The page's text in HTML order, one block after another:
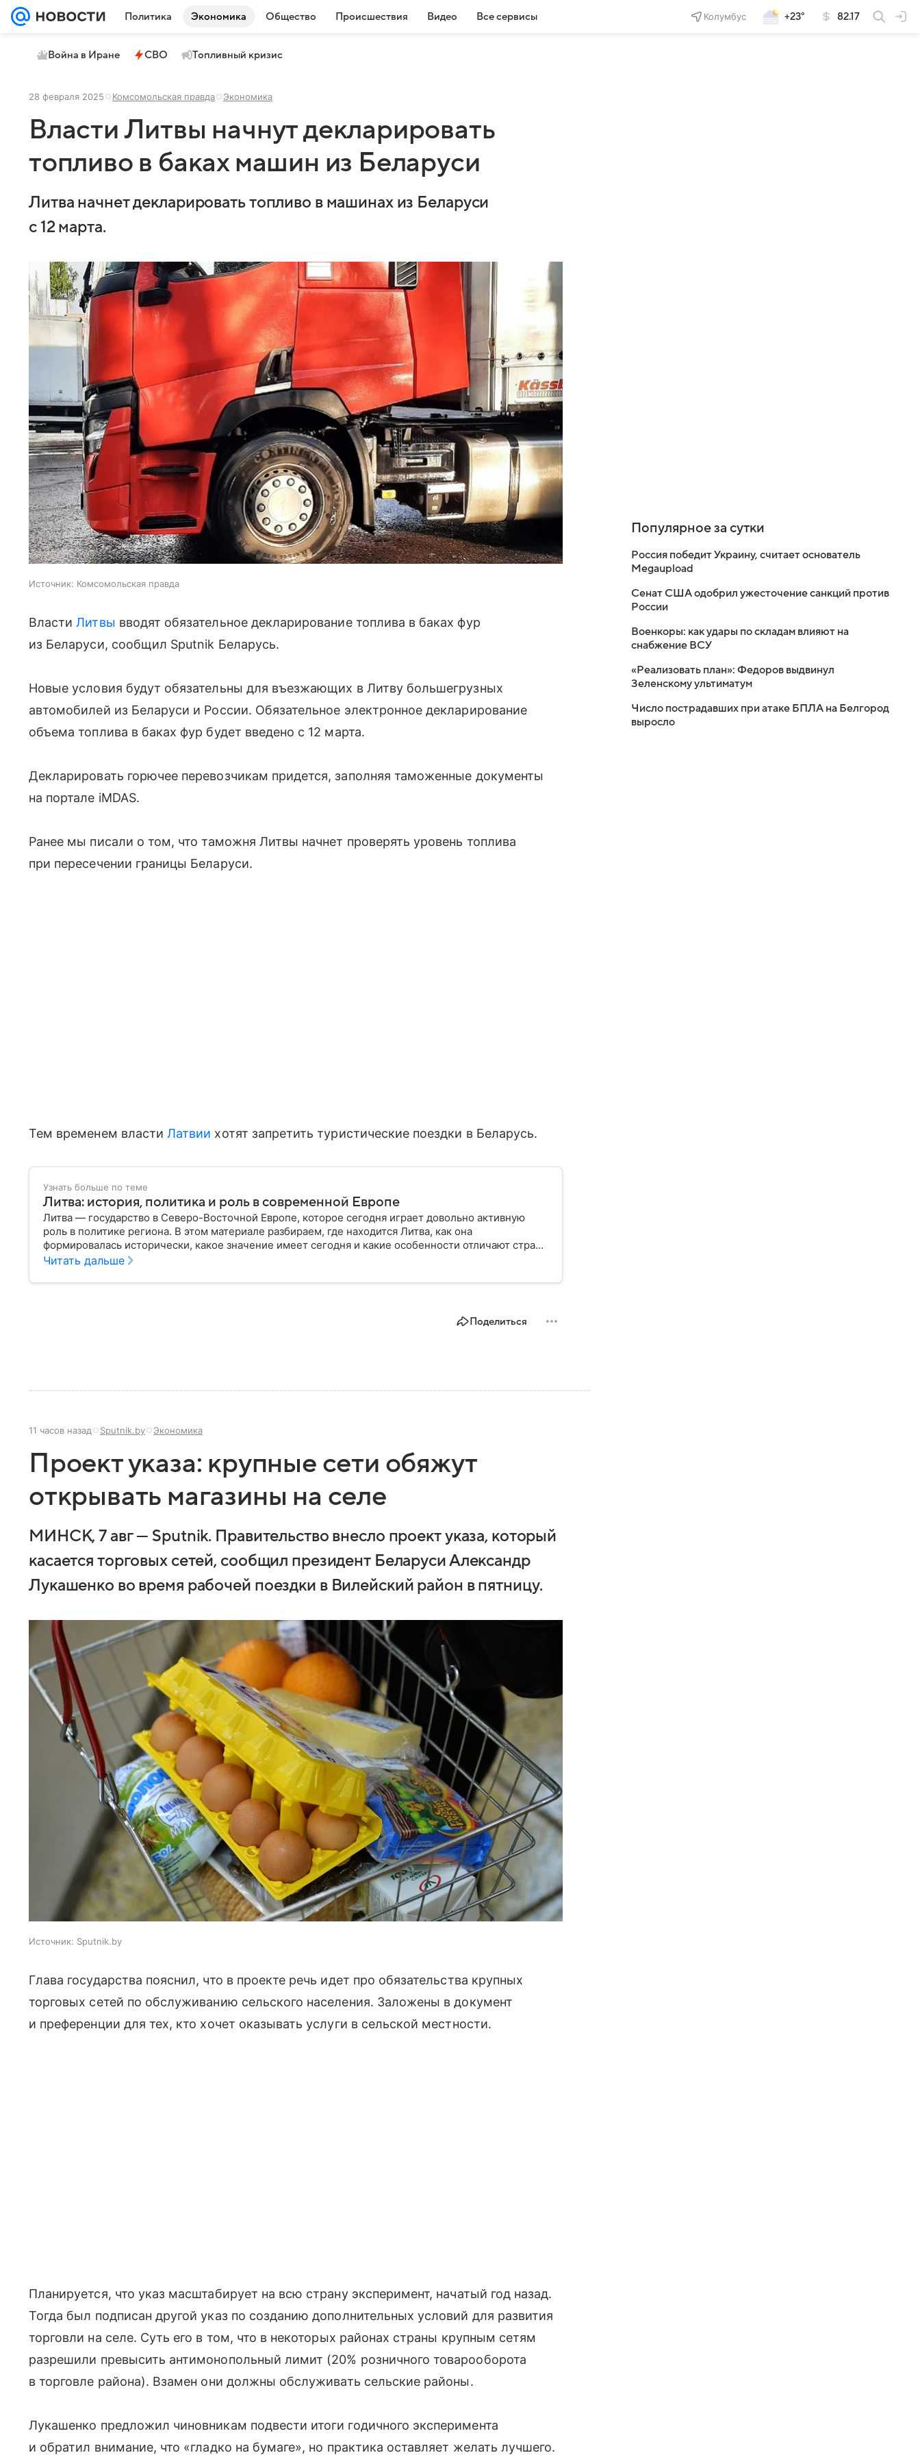
Политика Экономика Общество Происшествия Видео Все сервисы Колумбус +23° 82.17
Война в Иране СВО Топливный кризис
28 февраля 2025 Комсомольская правда Экономика
Власти Литвы начнут декларировать
топливо в баках машин из Беларуси
Литва начнет декларировать топливо в машинах из Беларуси
с 12 марта.
Источник: Комсомольская правда
ВластиЛитвы вводят обязательное декларирование топлива в баках фур
из Беларуси, сообщил Sputnik Беларусь.
Новые условия будут обязательны для въезжающих в Литву большегрузных
автомобилей из Беларуси и России. Обязательное электронное декларирование
объема топлива в баках фур будет введено с 12 марта.
Декларировать горючее перевозчикам придется, заполняя таможенные документы
на портале iMDAS.
Ранее мы писали о том, что таможня Литвы начнет проверять уровень топлива
при пересечении границы Беларуси.
Тем временем властиЛатвии хотят запретить туристические поездки в Беларусь.
Узнать больше по теме
Литва: история, политика и роль в современной Европе
Литва — государство в Северо-Восточной Европе, которое сегодня играет довольно активную
роль в политике региона. В этом материале разбираем, где находится Литва, как она
формировалась исторически, какое значение имеет сегодня и какие особенности отличают страну
от соседей.
Читать дальше
Поделиться
11 часов назад Sputnik.by Экономика
Проект указа: крупные сети обяжут
открывать магазины на селе
МИНСК, 7 авг — Sputnik. Правительство внесло проект указа, который
касается торговых сетей, сообщил президент Беларуси Александр
Лукашенко во время рабочей поездки в Вилейский район в пятницу.
Источник: Sputnik.by
Глава государства пояснил, что в проекте речь идет про обязательства крупных
торговых сетей по обслуживанию сельского населения. Заложены в документ
и преференции для тех, кто хочет оказывать услуги в сельской местности.
Планируется, что указ масштабирует на всю страну эксперимент, начатый год назад.
Тогда был подписан другой указ по созданию дополнительных условий для развития
торговли на селе. Суть его в том, что в некоторых районах страны крупным сетям
разрешили превысить антимонопольный лимит (20% розничного товарооборота
в торговле района). Взамен они должны обслуживать сельские районы.
Лукашенко предложил чиновникам подвести итоги годичного эксперимента
и обратил внимание, что «гладко на бумаге», но практика оставляет желать лучшего.
Популярное за сутки
Россия победит Украину, считает основатель
Megaupload
Сенат США одобрил ужесточение санкций против
России
Военкоры: как удары по складам влияют на
снабжение ВСУ
«Реализовать план»: Федоров выдвинул
Зеленскому ультиматум
Число пострадавших при атаке БПЛА на Белгород
выросло